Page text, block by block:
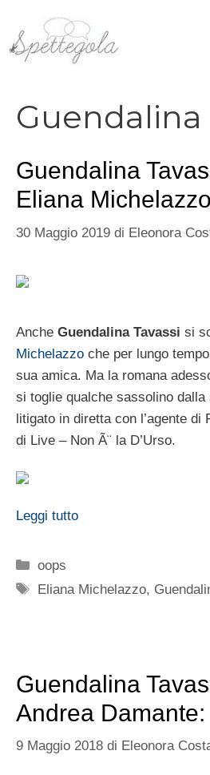
contenuto
Guendalina
Guendalina
Eliana Michelazzo
30 Maggio 2019 di Eleonora
Anche Guendalina Tavassi si
Michelazzo che per lungo
sua amica. Ma la romana
si toglie qualche sassolino dalla
litigato in diretta con l’agente di
di Live – Non Ã¨ la D’Urso.
Leggi tutto
Categorie
oops
Tag
Eliana Michelazzo,
Guendalina
Andrea
9 Maggio 2018 di Eleonora